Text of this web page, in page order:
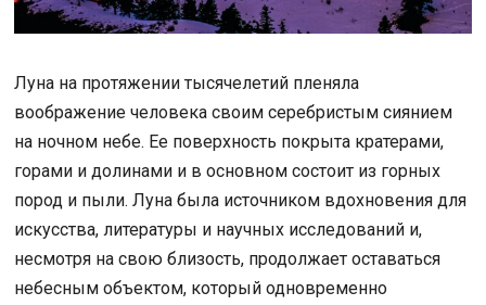
Луна на протяжении тысячелетий пленяла
воображение человека своим серебристым сиянием
на ночном небе. Ее поверхность покрыта кратерами,
горами и долинами и в основном состоит из горных
пород и пыли. Луна была источником вдохновения для
искусства, литературы и научных исследований и,
несмотря на свою близость, продолжает оставаться
небесным объектом, который одновременно